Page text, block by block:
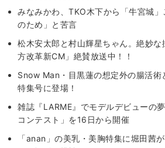
みなみかわ、TKO木下から「牛宮城
のため」と苦言
松木安太郎と村山輝星ちゃん。絶妙な
方改革新CM」絶賛放送中！！
Snow Man・目黒蓮の想定外の腸活術
特集号に登場！
雑誌『LARME』でモデルデビューの
コンテスト」を16日から開催
「anan」の美乳・美胸特集に堀田茜